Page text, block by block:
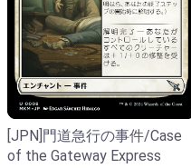
[JPN]門道急行の事件/Case
of the Gateway Express